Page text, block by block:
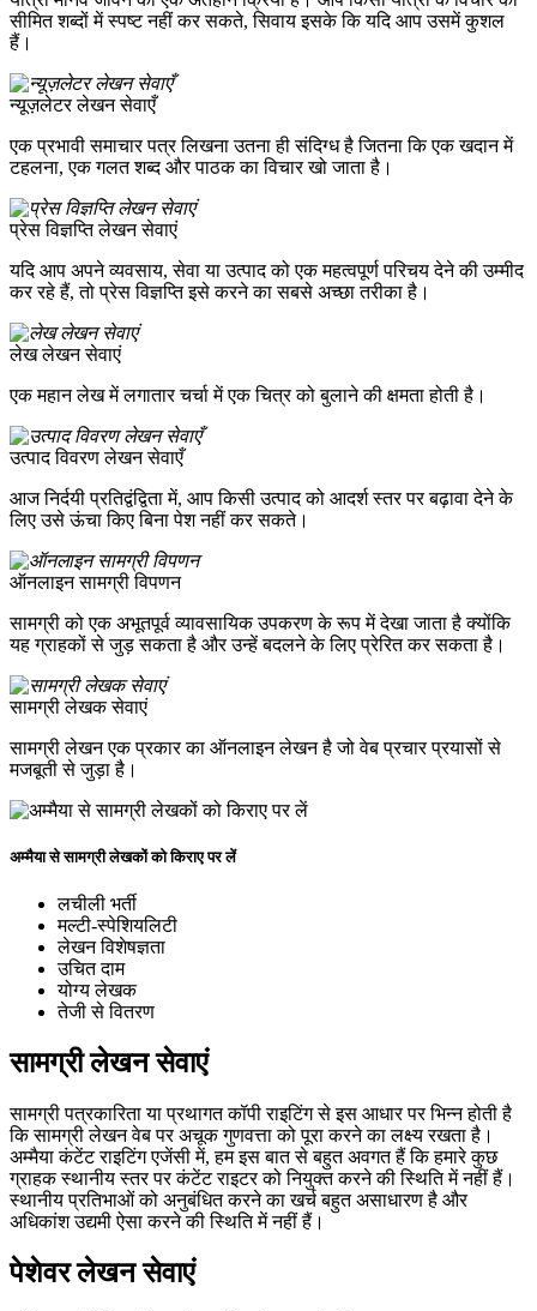
सीमित शब्दों में स्पष्ट नहीं कर सकते, सिवाय इसके कि यदि आप उसमें कुशल
हैं।
न्यूज़लेटर लेखन सेवाएँ
एक प्रभावी समाचार पत्र लिखना उतना ही संदिग्ध है जितना कि एक खदान में
टहलना, एक गलत शब्द और पाठक का विचार खो जाता है।
प्रेस विज्ञप्ति लेखन सेवाएं
यदि आप अपने व्यवसाय, सेवा या उत्पाद को एक महत्वपूर्ण परिचय देने की उम्मीद
कर रहे हैं, तो प्रेस विज्ञप्ति इसे करने का सबसे अच्छा तरीका है।
लेख लेखन सेवाएं
एक महान लेख में लगातार चर्चा में एक चित्र को बुलाने की क्षमता होती है।
उत्पाद विवरण लेखन सेवाएँ
आज निर्दयी प्रतिद्वंद्विता में, आप किसी उत्पाद को आदर्श स्तर पर बढ़ावा देने के
लिए उसे ऊंचा किए बिना पेश नहीं कर सकते।
ऑनलाइन सामग्री विपणन
सामग्री को एक अभूतपूर्व व्यावसायिक उपकरण के रूप में देखा जाता है क्योंकि
यह ग्राहकों से जुड़ सकता है और उन्हें बदलने के लिए प्रेरित कर सकता है।
सामग्री लेखक सेवाएं
सामग्री लेखन एक प्रकार का ऑनलाइन लेखन है जो वेब प्रचार प्रयासों से
मजबूती से जुड़ा है।
अम्मैया से सामग्री लेखकों को किराए पर लें
लचीली भर्ती
मल्टी-स्पेशियलिटी
लेखन विशेषज्ञता
उचित दाम
योग्य लेखक
तेजी से वितरण
सामग्री लेखन सेवाएं
सामग्री पत्रकारिता या प्रथागत कॉपी राइटिंग से इस आधार पर भिन्न होती है
कि सामग्री लेखन वेब पर अचूक गुणवत्ता को पूरा करने का लक्ष्य रखता है।
अम्मैया कंटेंट राइटिंग एजेंसी में, हम इस बात से बहुत अवगत हैं कि हमारे कुछ
ग्राहक स्थानीय स्तर पर कंटेंट राइटर को नियुक्त करने की स्थिति में नहीं हैं।
स्थानीय प्रतिभाओं को अनुबंधित करने का खर्च बहुत असाधारण है और
अधिकांश उद्यमी ऐसा करने की स्थिति में नहीं हैं।
पेशेवर लेखन सेवाएं